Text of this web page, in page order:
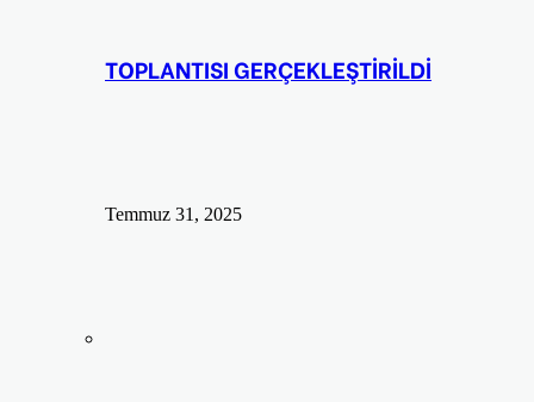
TOPLANTISI GERÇEKLEŞTİRİLDİ
Temmuz 31, 2025